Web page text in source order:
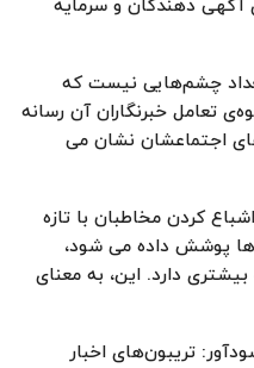
آگهی دهندگان و سرمایه
چشم‌هایی نیست که
تعامل خبرنگاران آن رسانه
اجتماعشان نشان می
کردن مخاطبان با تازه
پوشش داده می شود،
دارد. این، به معنای
تریبون‌های اخبار